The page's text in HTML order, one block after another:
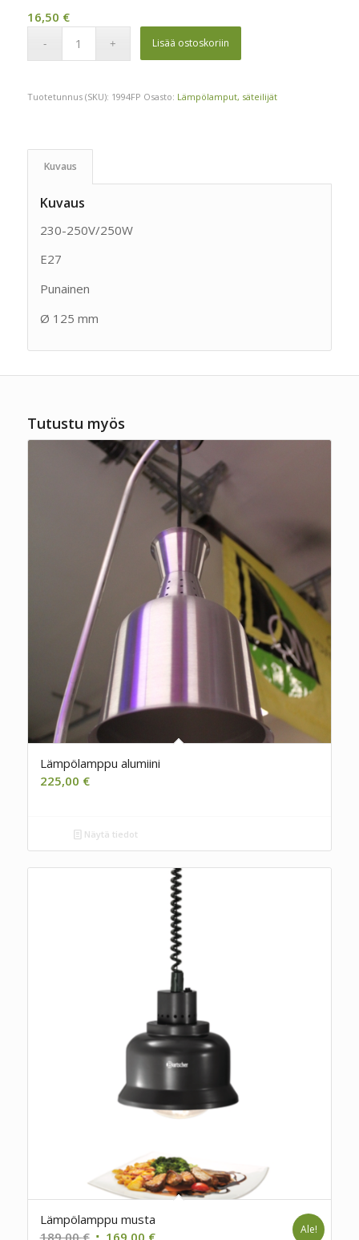
16,50 €
Lisää ostoskoriin
Tuotetunnus (SKU): 1994FP Osasto: Lämpölamput, säteilijät
Kuvaus
Kuvaus
230-250V/250W
E27
Punainen
Ø 125 mm
Tutustu myös
Lämpölamppu alumiini
225,00 €
Näytä tiedot
Lämpölamppu musta
AlkuperäinenNykyinen Ale!